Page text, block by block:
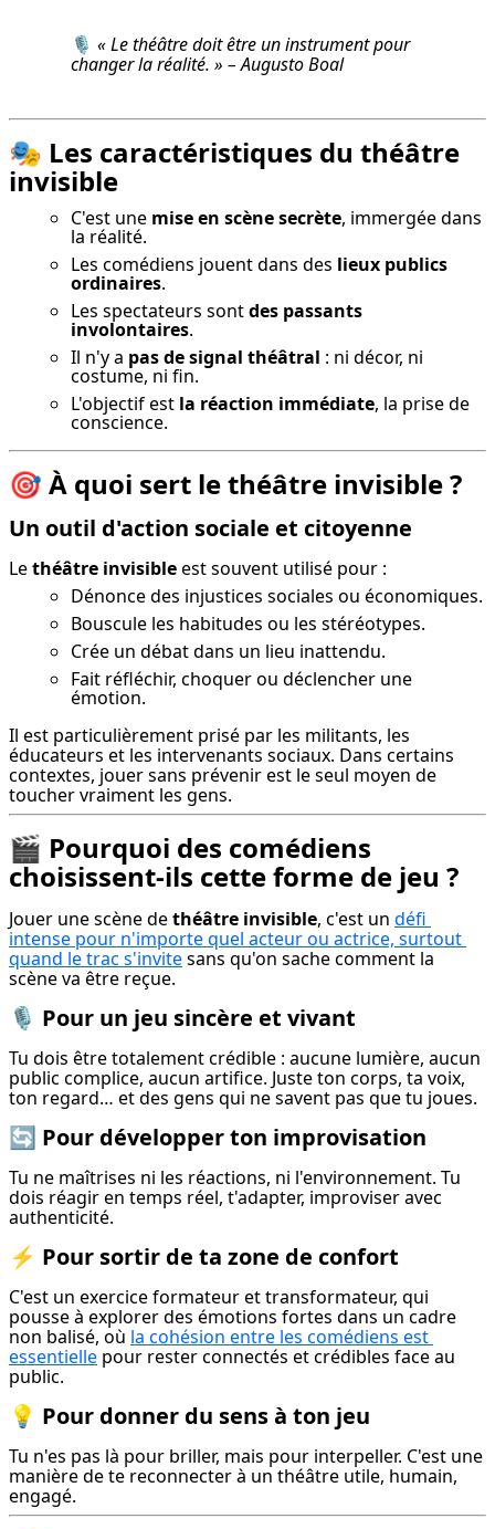
🎙️ « Le théâtre doit être un instrument pour
changer la réalité. » – Augusto Boal
🎭 Les caractéristiques du théâtre
invisible
C'est une mise en scène secrète, immergée dans
la réalité.
Les comédiens jouent dans des lieux publics
ordinaires.
Les spectateurs sontdes passants
involontaires.
Il n'y a pas de signal théâtral : ni décor, ni
costume, ni fin.
L'objectif est la réaction immédiate, la prise de
conscience.
🎯 À quoi sert le théâtre invisible ?
Un outil d'action sociale et citoyenne
Le théâtre invisible est souvent utilisé pour :
Dénonce des injustices sociales ou économiques.
Bouscule les habitudes ou les stéréotypes.
Crée un débat dans un lieu inattendu.
Fait réfléchir, choquer ou déclencher une
émotion.
Il est particulièrement prisé par les militants, les
éducateurs et les intervenants sociaux. Dans certains
contextes, jouer sans prévenir est le seul moyen de
toucher vraiment les gens.
🎬 Pourquoi des comédiens
choisissent-ils cette forme de jeu ?
Jouer une scène de théâtre invisible, c'est un défi
intense pour n'importe quel acteur ou actrice, surtout
quand le trac s'invite sans qu'on sache comment la
scène va être reçue.
🎙️ Pour un jeu sincère et vivant
Tu dois être totalement crédible : aucune lumière, aucun
public complice, aucun artifice. Juste ton corps, ta voix,
ton regard… et des gens qui ne savent pas que tu joues.
🔄 Pour développer ton improvisation
Tu ne maîtrises ni les réactions, ni l'environnement. Tu
dois réagir en temps réel, t'adapter, improviser avec
authenticité.
⚡ Pour sortir de ta zone de confort
C'est un exercice formateur et transformateur, qui
pousse à explorer des émotions fortes dans un cadre
non balisé, où la cohésion entre les comédiens est
essentielle pour rester connectés et crédibles face au
public.
💡 Pour donner du sens à ton jeu
Tu n'es pas là pour briller, mais pour interpeller. C'est une
manière de te reconnecter à un théâtre utile, humain,
engagé.